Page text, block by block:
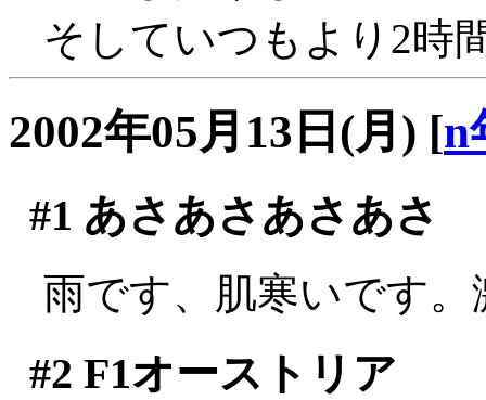
そしていつもより2時
2002年05月13日(月) [n
#1 あさあさあさあさ
雨です、肌寒いです
#2 F1オーストリア